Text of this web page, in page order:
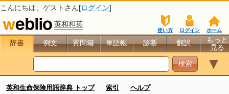
こんにちは、 ゲスト さん[ログイン]
英和和英
ホーム
ログイン
使い方
辞書 例文 質問箱 単語帳 診断 翻訳
もっと
見る
▼
英和生命保険用語辞典 トップ 索引 ヘルプ